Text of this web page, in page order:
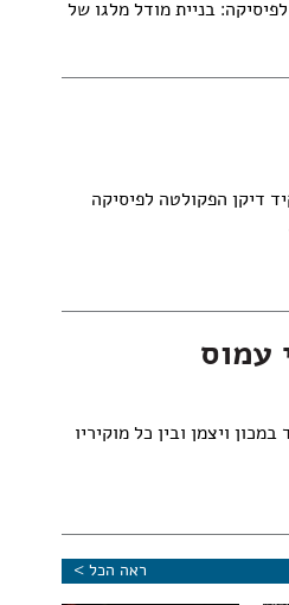
בניית מודל מלגו של
דיקן הפקולטה לפיסיקה
עמוס
כבד במכון ויצמן ובין כל מוקיריו
ראה הכל >